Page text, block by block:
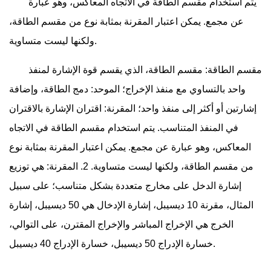
عن مجمع. يمكن اعتبار المقرنة بمثابة نوع من مقسم الطاقة،
ولكنها ليست متساوية.
واحد بالتساوي مع منفذ الإخراج؛ الموحد: دمج الطاقة، وإضافة
إشارتين أو أكثر إلى منفذ واحد؛ المقرنة: اقتران الإشارة بالاقتران
في المنفذ المتناسب. يتم استخدام مقسم الطاقة في الاتجاه
المعاكس، وهو عبارة عن مجمع. يمكن اعتبار المقرنة بمثابة نوع
من مقسم الطاقة، ولكنها ليست متساوية. 2. المقرنة: هي توزيع
إشارة الدخل على مخارج متعددة بشكل متناسب؛ على سبيل
المثال، مقرنة 10 ديسيبل، إشارة الإدخال هي 50 ديسيبل، إشارة
الخرج هي الإخراج المباشر والإخراج المقترن، على التوالي،
خسارة الإدراج 50 ديسيبل، خسارة الإدراج 40 ديسيبل.